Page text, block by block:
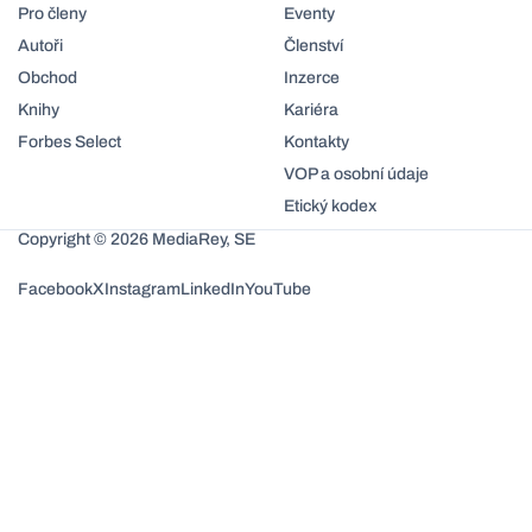
Pro členy
Autoři
Obchod
Knihy
Forbes Select
Eventy
Členství
Inzerce
Kariéra
Kontakty
VOP a osobní údaje
Etický kodex
Copyright © 2026 MediaRey, SE
FacebookXInstagramLinkedInYouTube